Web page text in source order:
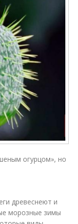
огурцом», но
древеснеют и
морозные зимы